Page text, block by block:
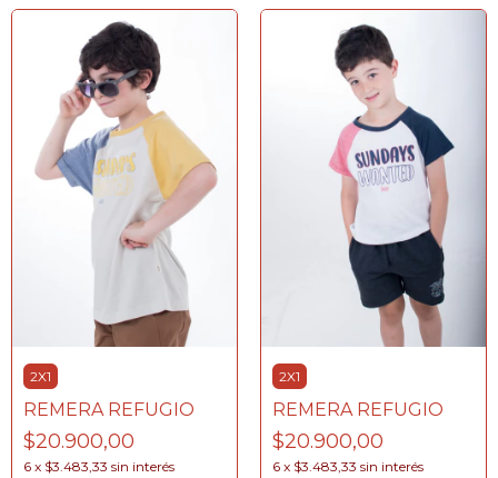
2X1
REMERA REFUGIO
$20.900,00
6 x $3.483,33 sin interés
2X1
REMERA REFUGIO
$20.900,00
6 x $3.483,33 sin interés